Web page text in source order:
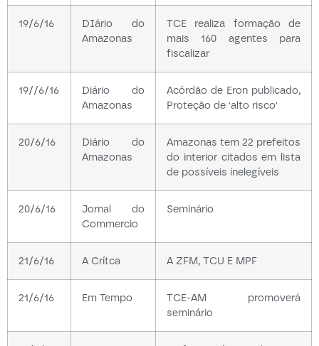
19/6/16
DIário do
Amazonas
TCE realiza formação de
mais 160 agentes para
fiscalizar
19//6/16
Diário do
Amazonas
Acórdão de Eron publicado,
Proteção de 'alto risco'
20/6/16
Diário do
Amazonas
Amazonas tem 22 prefeitos
do interior citados em lista
de possíveis inelegíveis
20/6/16
Jornal do
Commercio
Seminário
21/6/16 A Crítca A ZFM, TCU E MPF
21/6/16 Em Tempo
TCE-AM promoverá
seminário